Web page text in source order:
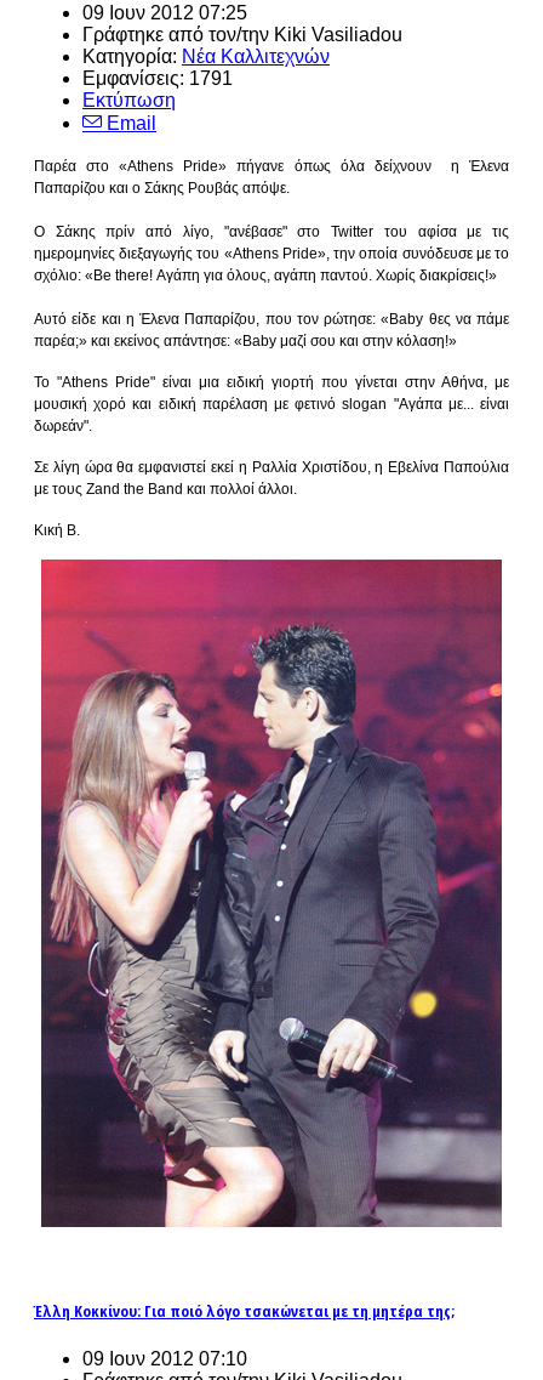
09 Ιουν 2012 07:25
Γράφτηκε από τον/την Kiki Vasiliadou
Κατηγορία: Νέα Καλλιτεχνών
Εμφανίσεις: 1791
Εκτύπωση
Email
Παρέα στο«Athens Pride» πήγανε όπως όλα δείχνουν η Έλενα
Παπαρίζου και ο Σάκης Ρουβάς απόψε.
Ο Σάκης πρίν από λίγο, "ανέβασε" στοTwitter του αφίσα με τις
ημερομηνίες διεξαγωγής του «Athens Pride», την οποία συνόδευσε με το
σχόλιο: «Be there! Αγάπη για όλους, αγάπη παντού. Χωρίς διακρίσεις!»
Αυτό είδε και η Έλενα Παπαρίζου, που τον ρώτησε: «Baby θες να πάμε
παρέα;» και εκείνος απάντησε: «Baby μαζί σου και στην κόλαση!»
Το "Athens Pride" είναι μια ειδική γιορτή που γίνεται στην Αθήνα, με
μουσική χορό και ειδική παρέλαση με φετινό slogan "Αγάπα με... είναι
δωρεάν".
Σε λίγη ώρα θα εμφανιστεί εκεί η Ραλλία Χριστίδου, η Εβελίνα Παπούλια
με τους Zand the Band και πολλοί άλλοι.
Κική Β.
Έλλη Κοκκίνου: Για ποιό λόγο τσακώνεται με τη μητέρα της;
09 Ιουν 2012 07:10